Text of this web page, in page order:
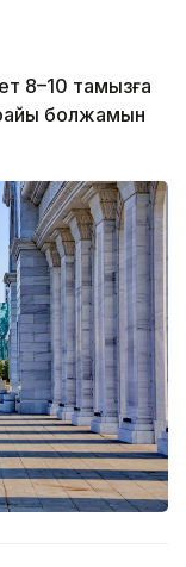
8–10 тамызға
болжамын